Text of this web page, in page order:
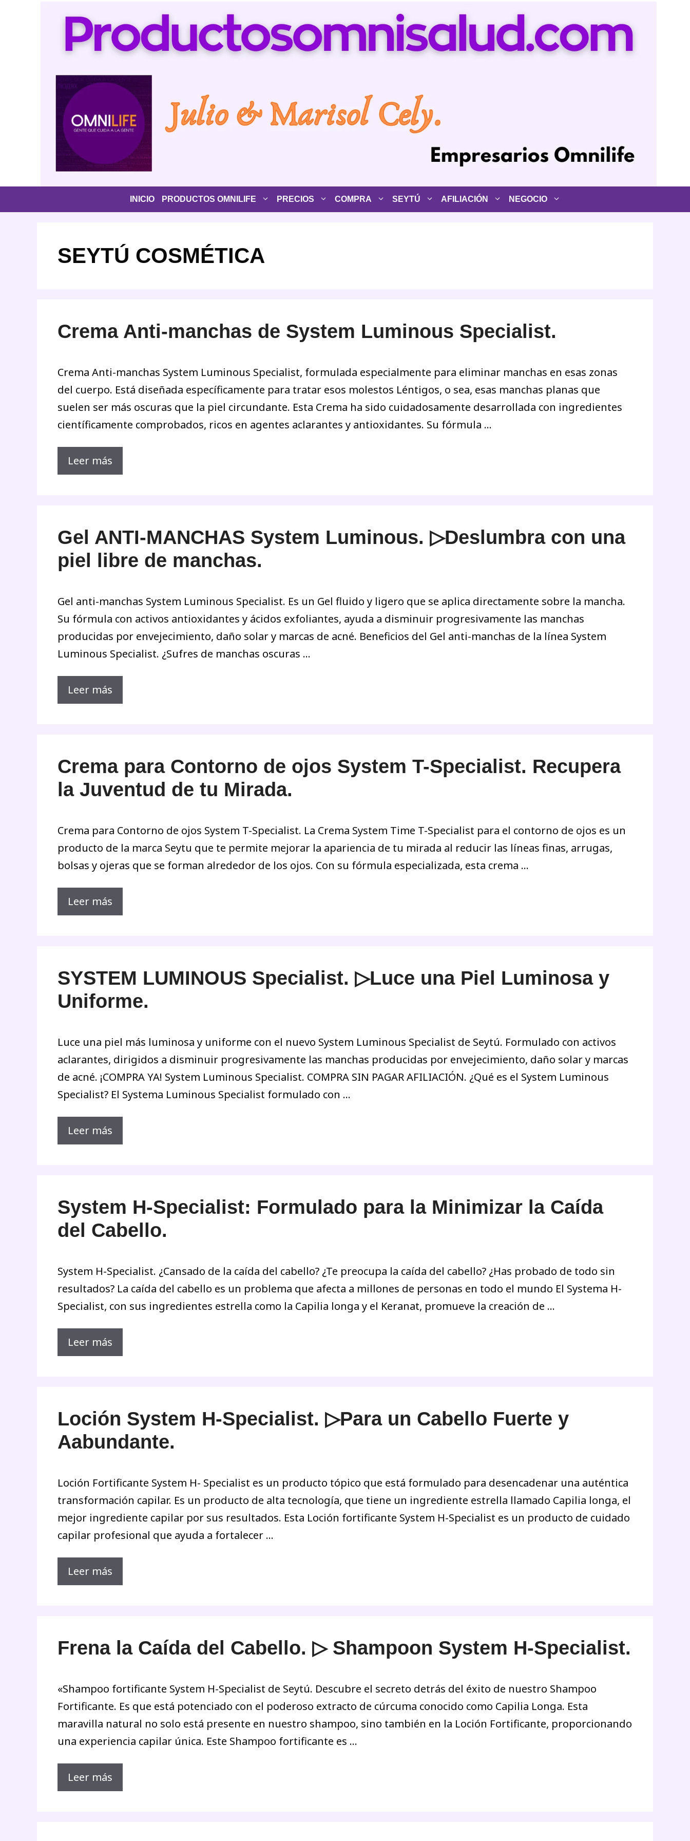
INICIO PRODUCTOS OMNILIFE PRECIOS COMPRA SEYTÚ AFILIACIÓN NEGOCIO
SEYTÚ COSMÉTICA
Crema Anti-manchas de System Luminous Specialist.
Crema Anti-manchas System Luminous Specialist, formulada especialmente para eliminar manchas en esas zonas
del cuerpo. Está diseñada específicamente para tratar esos molestos Léntigos, o sea, esas manchas planas que
suelen ser más oscuras que la piel circundante. Esta Crema ha sido cuidadosamente desarrollada con ingredientes
científicamente comprobados, ricos en agentes aclarantes y antioxidantes. Su fórmula …
Leer más
Gel ANTI-MANCHAS System Luminous. ▷Deslumbra con una
piel libre de manchas.
Gel anti-manchas System Luminous Specialist. Es un Gel fluido y ligero que se aplica directamente sobre la mancha.
Su fórmula con activos antioxidantes y ácidos exfoliantes, ayuda a disminuir progresivamente las manchas
producidas por envejecimiento, daño solar y marcas de acné. Beneficios del Gel anti-manchas de la línea System
Luminous Specialist. ¿Sufres de manchas oscuras …
Leer más
Crema para Contorno de ojos System T-Specialist. Recupera
la Juventud de tu Mirada.
Crema para Contorno de ojos System T-Specialist. La Crema System Time T-Specialist para el contorno de ojos es un
producto de la marca Seytu que te permite mejorar la apariencia de tu mirada al reducir las líneas finas, arrugas,
bolsas y ojeras que se forman alrededor de los ojos. Con su fórmula especializada, esta crema …
Leer más
SYSTEM LUMINOUS Specialist. ▷Luce una Piel Luminosa y
Uniforme.
Luce una piel más luminosa y uniforme con el nuevo System Luminous Specialist de Seytú. Formulado con activos
aclarantes, dirigidos a disminuir progresivamente las manchas producidas por envejecimiento, daño solar y marcas
de acné. ¡COMPRA YA! System Luminous Specialist. COMPRA SIN PAGAR AFILIACIÓN. ¿Qué es el System Luminous
Specialist? El Systema Luminous Specialist formulado con …
Leer más
System H-Specialist: Formulado para la Minimizar la Caída
del Cabello.
System H-Specialist. ¿Cansado de la caída del cabello? ¿Te preocupa la caída del cabello? ¿Has probado de todo sin
resultados? La caída del cabello es un problema que afecta a millones de personas en todo el mundo El Systema H-
Specialist, con sus ingredientes estrella como la Capilia longa y el Keranat, promueve la creación de …
Leer más
Loción System H-Specialist. ▷Para un Cabello Fuerte y
Aabundante.
Loción Fortificante System H- Specialist es un producto tópico que está formulado para desencadenar una auténtica
transformación capilar. Es un producto de alta tecnología, que tiene un ingrediente estrella llamado Capilia longa, el
mejor ingrediente capilar por sus resultados. Esta Loción fortificante System H-Specialist es un producto de cuidado
capilar profesional que ayuda a fortalecer …
Leer más
Frena la Caída del Cabello. ▷ Shampoon System H-Specialist.
«Shampoo fortificante System H-Specialist de Seytú. Descubre el secreto detrás del éxito de nuestro Shampoo
Fortificante. Es que está potenciado con el poderoso extracto de cúrcuma conocido como Capilia Longa. Esta
maravilla natural no solo está presente en nuestro shampoo, sino también en la Loción Fortificante, proporcionando
una experiencia capilar única. Este Shampoo fortificante es …
Leer más